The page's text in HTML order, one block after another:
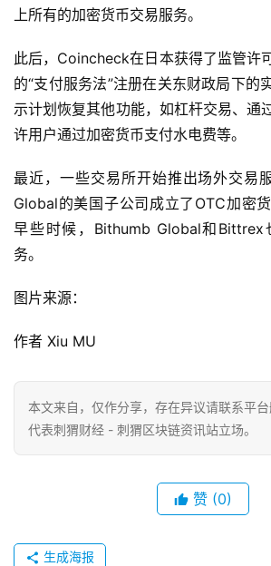
上所有的加密货币交易服务。
此后，Coincheck在日本获得了监管许
的“支付服务法”注册在关东财政局下的
示计划恢复其他功能，如杠杆交易、通
许用户通过加密货币支付水电费等。
最近，一些交易所开始推出场外交易
Global的美国子公司成立了OTC加密
早些时候，Bithumb Global和Bittrex
务。
图片来源：
作者 Xiu MU
本文来自 ，仅作分享，存在异议请联系平
代表刺猬财经 - 刺猬区块链资讯站立场。
赞 (0)
生成海报